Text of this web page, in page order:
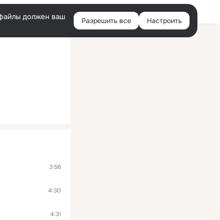
Войти
должен ваш Разрешить все Настроить
3:56
4:30
4:31